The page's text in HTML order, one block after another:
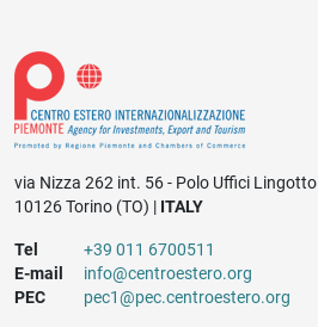
via Nizza 262 int. 56 - Polo Uffici Lingotto
10126 Torino (TO) | ITALY
Tel
+39 011 6700511
E-mail
info@centroestero.org
PEC
pec1@pec.centroestero.org